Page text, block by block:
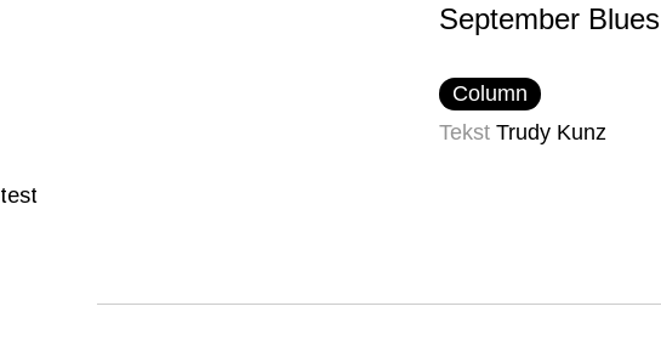
September Blues
Column
Tekst Trudy Kunz
test